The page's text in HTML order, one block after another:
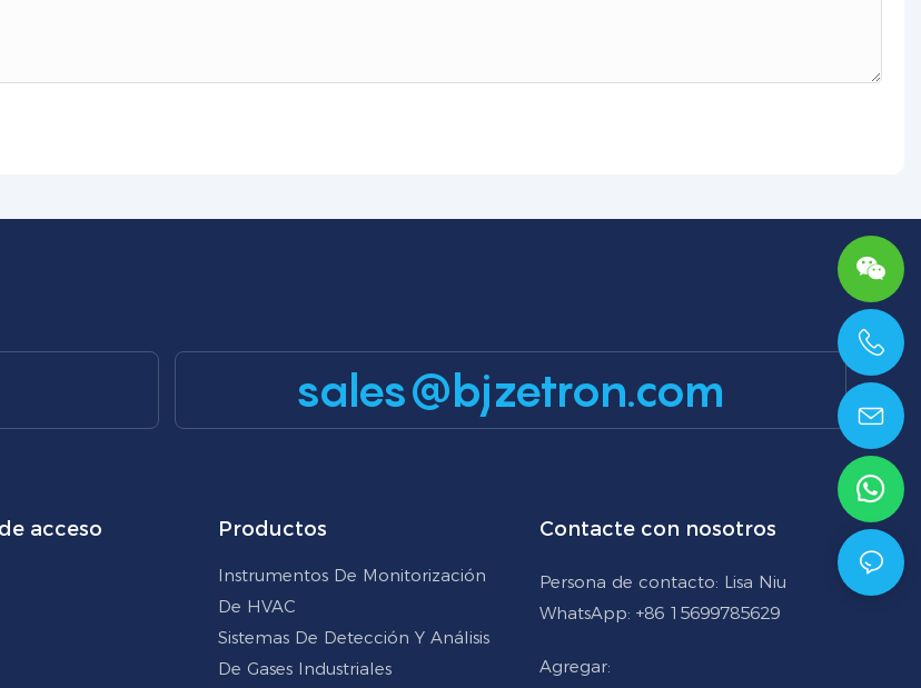
sales@bjzetron.com
acceso
Productos
Instrumentos De Monitorización
De HVAC
Sistemas De Detección Y Análisis
De Gases Industriales
Contacte con nosotros
Persona de contacto: Lisa Niu
WhatsApp: +86 15699785629
Agregar: